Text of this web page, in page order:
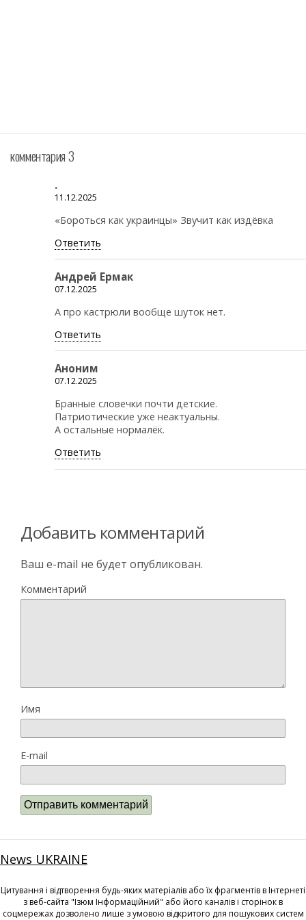
комментария 3
.
11.12.2025
«Бороться как украинцы» Звучит как издёвка
Ответить
Андрей Ермак
07.12.2025
А про кастрюли вообще шуток нет.
Ответить
Аноним
07.12.2025
Бранные словечки почти детские.
Патриотические уже неактуальны.
А остальные нормалёк.
Ответить
Добавить комментарий
Ваш e-mail не будет опубликован.
Комментарий
Имя
E-mail
News UKRAINE
Цитування і відтворення будь-яких матеріалів або їх фрагментів в Інтернеті
з веб-сайта "Ізюм Інформаційний" або його каналів і сторінок в
соцмережах дозволено лише з умовою відкритого для пошукових систем